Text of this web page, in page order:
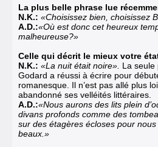
La plus belle phrase lue
N.K.: «Choisissez bien, choisissez
A.D.:«Où est donc cet heureux
malheureuse?»
Celle qui décrit le mieux votre
N.K.: «La nuit était noire». La seule
Godard a réussi à écrire pour
romanesque. Il n’est pas allé plus
abandonné ses velléités littéraires.
A.D.:«Nous aurons des lits plein
divans profonds comme des
sur des étagères écloses pour
beaux.»